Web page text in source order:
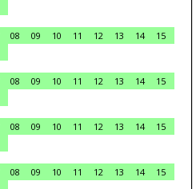
08 09 10 11 12 13 14
15
08 09 10 11 12 13 14
15
08 09 10 11 12 13 14
15
08 09 10 11 12 13 14
15